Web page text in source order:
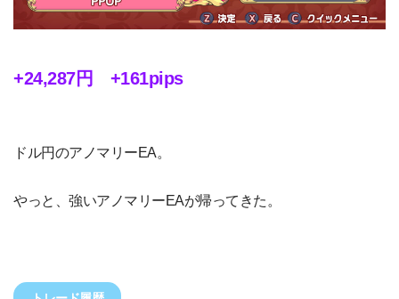
+24,287円 +161pips
ドル円のアノマリーEA。
やっと、強いアノマリーEAが帰ってきた。